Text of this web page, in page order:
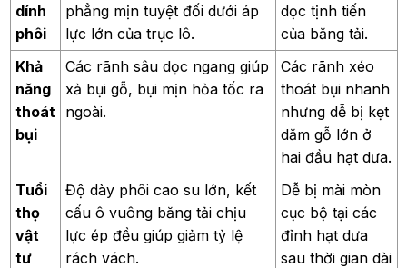
dính
phôi
phẳng mịn tuyệt đối dưới áp
lực lớn của trục lô.
dọc tịnh tiến
của băng tải.
Khả
năng
thoát
bụi
Các rãnh sâu dọc ngang giúp
xả bụi gỗ, bụi mịn hỏa tốc ra
ngoài.
Các rãnh xéo
thoát bụi nhanh
nhưng dễ bị kẹt
dăm gỗ lớn ở
hai đầu hạt dưa.
Tuổi
thọ
vật
tư
Độ dày phôi cao su lớn, kết
cấu ô vuông băng tải chịu
lực ép đều giúp giảm tỷ lệ
rách vách.
Dễ bị mài mòn
cục bộ tại các
đỉnh hạt dưa
sau thời gian dài